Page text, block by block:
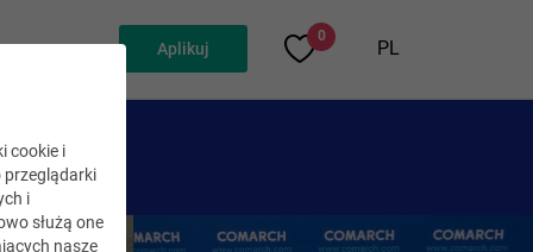
Aplikuj
0
PL
cookie i
przeglądarki
i
służą one
nasze